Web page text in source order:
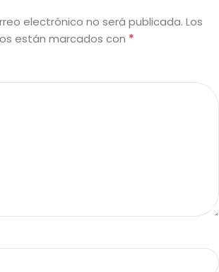
electrónico no será publicada. Los
están marcados con *